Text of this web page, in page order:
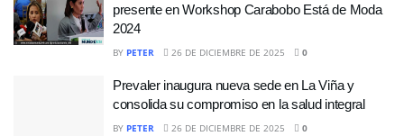
presente en Workshop Carabobo Está de Moda
2024
BY PETER 26 DE DICIEMBRE DE 2025 0
Prevaler inaugura nueva sede en La Viña y
consolida su compromiso en la salud integral
BY PETER 26 DE DICIEMBRE DE 2025 0